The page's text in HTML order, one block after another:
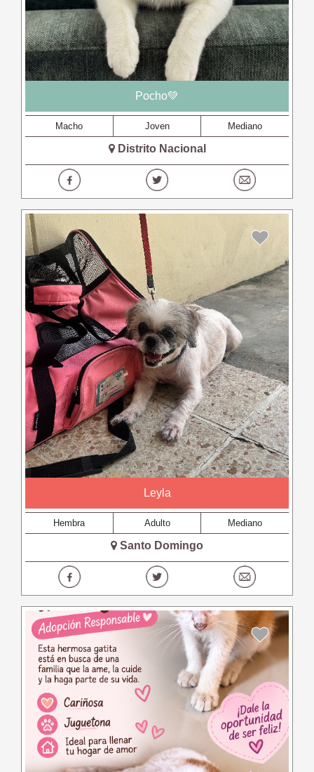
Pocho💚
Macho Joven Mediano
Distrito Nacional
Leyla
Hembra Adulto Mediano
Santo Domingo